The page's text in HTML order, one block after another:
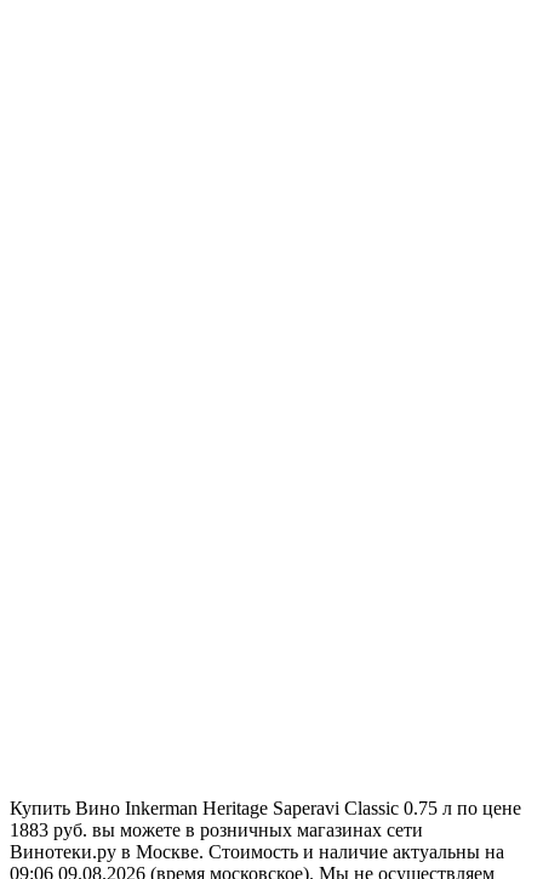
Купить Вино Inkerman Heritage Saperavi Classic 0.75 л по цене
1883 руб. вы можете в розничных магазинах сети
Винотеки.ру в Москве. Стоимость и наличие актуальны на
09:06 09.08.2026 (время московское). Мы не осуществляем